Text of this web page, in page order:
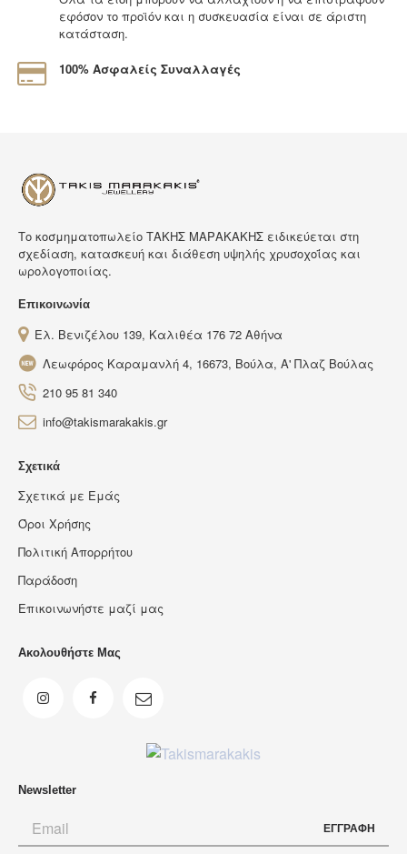
εφόσον το προϊόν και η συσκευασία είναι σε άριστη
κατάσταση.
100% Ασφαλείς Συναλλαγές
Tο κοσμηματοπωλείο ΤΑΚΗΣ ΜΑΡΑΚΑΚΗΣ ειδικεύεται στη
σχεδίαση, κατασκευή και διάθεση υψηλής χρυσοχοΐας και
ωρολογοποιίας.
Επικοινωνία
Ελ. Βενιζέλου 139, Καλιθέα 176 72 Αθήνα
Λεωφόρος Καραμανλή 4, 16673, Βούλα, Α' Πλαζ Βούλας
210 95 81 340
info@takismarakakis.gr
Σχετικά
Σχετικά με Εμάς
Όροι Χρήσης
Πολιτική Απορρήτου
Παράδοση
Επικοινωνήστε μαζί μας
Ακολουθήστε Μας
Newsletter
ΕΓΓΡΑΦΗ